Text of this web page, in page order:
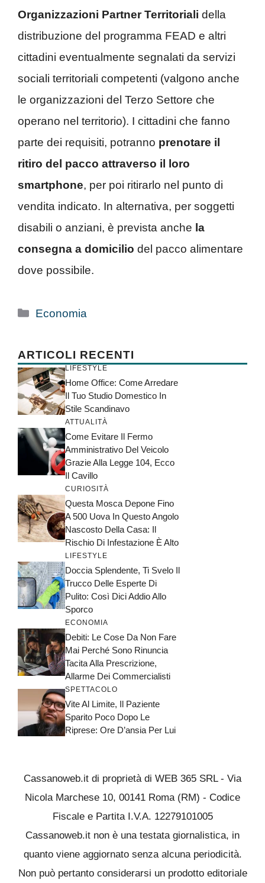
Organizzazioni Partner Territoriali della
distribuzione del programma FEAD e altri
cittadini eventualmente segnalati da servizi
sociali territoriali competenti (valgono anche
le organizzazioni del Terzo Settore che
operano nel territorio). I cittadini che fanno
parte dei requisiti, potranno prenotare il
ritiro del pacco attraverso il loro
smartphone, per poi ritirarlo nel punto di
vendita indicato. In alternativa, per soggetti
disabili o anziani, è prevista anche la
consegna a domicilio del pacco alimentare
dove possibile.
Categorie
Economia
ARTICOLI RECENTI
LIFESTYLE
Home Office: Come Arredare
Il Tuo Studio Domestico In
Stile Scandinavo
ATTUALITÀ
Come Evitare Il Fermo
Amministrativo Del Veicolo
Grazie Alla Legge 104, Ecco
Il Cavillo
CURIOSITÀ
Questa Mosca Depone Fino
A 500 Uova In Questo Angolo
Nascosto Della Casa: Il
Rischio Di Infestazione È Alto
LIFESTYLE
Doccia Splendente, Ti Svelo Il
Trucco Delle Esperte Di
Pulito: Così Dici Addio Allo
Sporco
ECONOMIA
Debiti: Le Cose Da Non Fare
Mai Perché Sono Rinuncia
Tacita Alla Prescrizione,
Allarme Dei Commercialisti
SPETTACOLO
Vite Al Limite, Il Paziente
Sparito Poco Dopo Le
Riprese: Ore D’ansia Per Lui
Cassanoweb.it di proprietà di WEB 365 SRL - Via
Nicola Marchese 10, 00141 Roma (RM) - Codice
Fiscale e Partita I.V.A. 12279101005
Cassanoweb.it non è una testata giornalistica, in
quanto viene aggiornato senza alcuna periodicità.
Non può pertanto considerarsi un prodotto editoriale